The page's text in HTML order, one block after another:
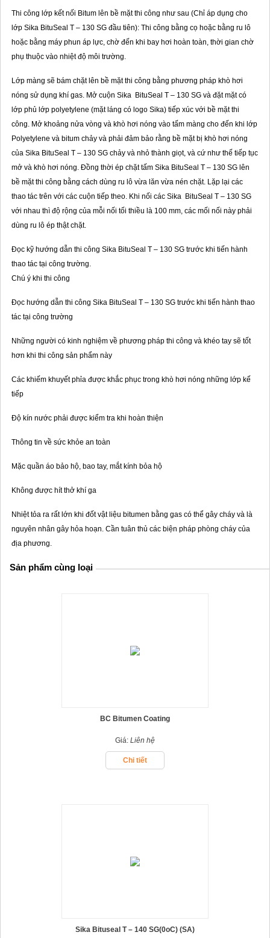
Thi công lớp kết nối Bitum lên bề mặt thi công như sau (Chỉ áp dụng cho
lớp Sika BituSeal T – 130 SG đầu tiên): Thi công bằng cọ hoặc bằng ru lô
hoặc bằng máy phun áp lực, chờ đến khi bay hơi hoàn toàn, thời gian chờ
phụ thuộc vào nhiệt độ môi trường.
Lớp màng sẽ bám chặt lên bề mặt thi công bằng phương pháp khò hơi
nóng sử dụng khí gas. Mở cuộn Sika BituSeal T – 130 SG và đặt mặt có
lớp phủ lớp polyetylene (mặt láng có logo Sika) tiếp xúc với bề mặt thi
công. Mở khoảng nửa vòng và khò hơi nóng vào tấm màng cho đến khi lớp
Polyetylene và bitum chảy và phải đảm bảo rằng bề mặt bị khò hơi nóng
của Sika BituSeal T – 130 SG chảy và nhỏ thành giọt, và cứ như thế tiếp tục
mở và khò hơi nóng. Đồng thời ép chặt tấm Sika BituSeal T – 130 SG lên
bề mặt thi công bằng cách dùng ru lô vừa lăn vừa nén chặt. Lặp lại các
thao tác trên với các cuộn tiếp theo. Khi nối các Sika BituSeal T – 130 SG
với nhau thì độ rộng của mỗi nối tối thiều là 100 mm, các mối nối này phải
dùng ru lô ép thật chặt.
Đọc kỹ hướng dẫn thi công Sika BituSeal T – 130 SG trước khi tiến hành
thao tác tại công trường.
Chú ý khi thi công
Đọc hướng dẫn thi công Sika BituSeal T – 130 SG trước khi tiến hành thao
tác tại công trường
Những người có kinh nghiệm về phương pháp thi công và khéo tay sẽ tốt
hơn khi thi công sản phẩm này
Các khiếm khuyết phỉa được khắc phục trong khò hơi nóng những lớp kế
tiếp
Độ kín nước phải được kiểm tra khi hoàn thiện
Thông tin về sức khỏe an toàn
Mặc quần áo bảo hộ, bao tay, mắt kính bỏa hộ
Không được hít thở khí ga
Nhiệt tỏa ra rất lớn khi đốt vật liệu bitumen bằng gas có thể gây cháy và là
nguyên nhân gây hỏa hoạn. Cần tuân thủ các biện pháp phòng cháy của
địa phương.
Sản phẩm cùng loại
BC Bitumen Coating
Giá: Liên hệ
Chi tiết
Sika Bituseal T – 140 SG(0oC) (SA)